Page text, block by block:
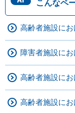
こんなペ
高齢者施設に
障害者施設に
高齢者施設に
高齢者施設に